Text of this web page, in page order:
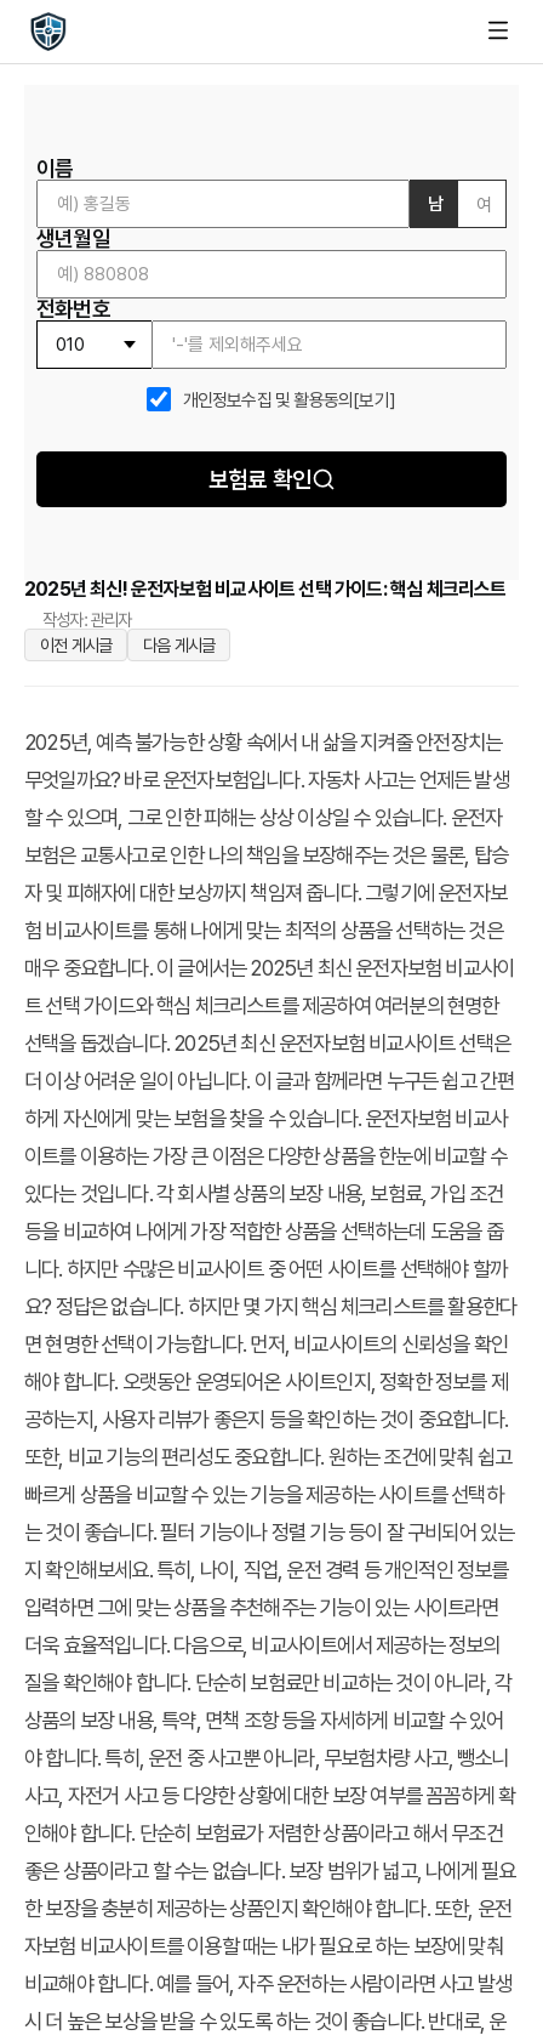
이름
남 여
생년월일
전화번호
개인정보수집 및 활용동의 [보기]
보험료 확인
2025년 최신! 운전자보험 비교사이트 선택 가이드: 핵심 체크리스트
작성자: 관리자
이전 게시글
다음 게시글
2025년, 예측 불가능한 상황 속에서 내 삶을 지켜줄 안전장치는
무엇일까요? 바로 운전자보험입니다. 자동차 사고는 언제든 발생
할 수 있으며, 그로 인한 피해는 상상 이상일 수 있습니다. 운전자
보험은 교통사고로 인한 나의 책임을 보장해주는 것은 물론, 탑승
자 및 피해자에 대한 보상까지 책임져 줍니다. 그렇기에 운전자보
험 비교사이트를 통해 나에게 맞는 최적의 상품을 선택하는 것은
매우 중요합니다. 이 글에서는 2025년 최신 운전자보험 비교사이
트 선택 가이드와 핵심 체크리스트를 제공하여 여러분의 현명한
선택을 돕겠습니다. 2025년 최신 운전자보험 비교사이트 선택은
더 이상 어려운 일이 아닙니다. 이 글과 함께라면 누구든 쉽고 간편
하게 자신에게 맞는 보험을 찾을 수 있습니다. 운전자보험 비교사
이트를 이용하는 가장 큰 이점은 다양한 상품을 한눈에 비교할 수
있다는 것입니다. 각 회사별 상품의 보장 내용, 보험료, 가입 조건
등을 비교하여 나에게 가장 적합한 상품을 선택하는데 도움을 줍
니다. 하지만 수많은 비교사이트 중 어떤 사이트를 선택해야 할까
요? 정답은 없습니다. 하지만 몇 가지 핵심 체크리스트를 활용한다
면 현명한 선택이 가능합니다. 먼저, 비교사이트의 신뢰성을 확인
해야 합니다. 오랫동안 운영되어온 사이트인지, 정확한 정보를 제
공하는지, 사용자 리뷰가 좋은지 등을 확인하는 것이 중요합니다.
또한, 비교 기능의 편리성도 중요합니다. 원하는 조건에 맞춰 쉽고
빠르게 상품을 비교할 수 있는 기능을 제공하는 사이트를 선택하
는 것이 좋습니다. 필터 기능이나 정렬 기능 등이 잘 구비되어 있는
지 확인해보세요. 특히, 나이, 직업, 운전 경력 등 개인적인 정보를
입력하면 그에 맞는 상품을 추천해주는 기능이 있는 사이트라면
더욱 효율적입니다. 다음으로, 비교사이트에서 제공하는 정보의
질을 확인해야 합니다. 단순히 보험료만 비교하는 것이 아니라, 각
상품의 보장 내용, 특약, 면책 조항 등을 자세하게 비교할 수 있어
야 합니다. 특히, 운전 중 사고뿐 아니라, 무보험차량 사고, 뺑소니
사고, 자전거 사고 등 다양한 상황에 대한 보장 여부를 꼼꼼하게 확
인해야 합니다. 단순히 보험료가 저렴한 상품이라고 해서 무조건
좋은 상품이라고 할 수는 없습니다. 보장 범위가 넓고, 나에게 필요
한 보장을 충분히 제공하는 상품인지 확인해야 합니다. 또한, 운전
자보험 비교사이트를 이용할 때는 내가 필요로 하는 보장에 맞춰
비교해야 합니다. 예를 들어, 자주 운전하는 사람이라면 사고 발생
시 더 높은 보상을 받을 수 있도록 하는 것이 좋습니다. 반대로, 운